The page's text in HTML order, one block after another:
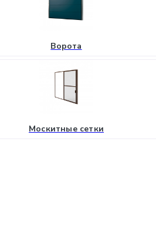
Ворота
Москитные сетки